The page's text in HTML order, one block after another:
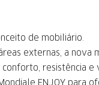
de mobiliário.
externas, a nova
resistência
ENJOY para